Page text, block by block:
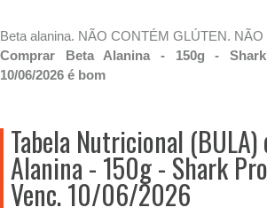
Beta alanina. NÃO CONTÉM GLÚTEN.
Comprar Beta Alanina - 150g -
10/06/2026 é bom
Tabela Nutricional (BULA)
Alanina - 150g - Shark
Venc. 10/06/2026